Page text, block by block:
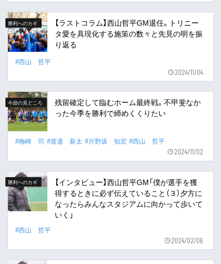
勝利へのカギ
【ラストコラム】西山哲平GM退任。トリニー
タ愛を具現化する施策の数々と先見の明を振
り返る
#西山 哲平
2024/11/04
今節の見どころ
残留確定して臨むホーム最終戦。不甲斐なか
った今季を勝利で締めくくりたい
#梅崎 司 #渡邉 新太 #片野坂 知宏 #西山 哲平
2024/11/02
勝利へのカギ
【インタビュー】西山哲平GM「僕が選手を獲
得するときに必ず伝えていること（３）夕方に
なったらみんなスタジアムに向かって歩いて
いく」
#西山 哲平
2024/02/06